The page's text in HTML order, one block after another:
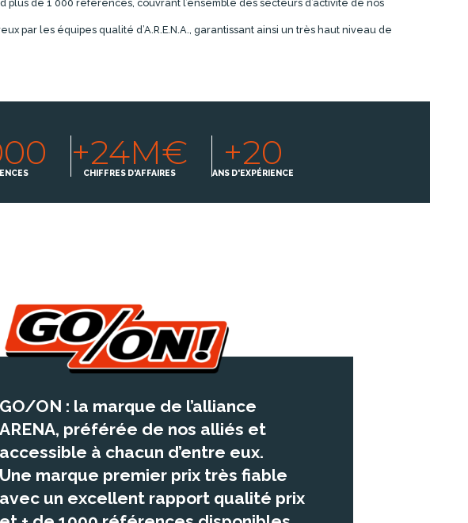
plus de 1 000 références, couvrant l’ensemble des secteurs d’activité de nos
par les équipes qualité d’A.R.E.N.A., garantissant ainsi un très haut niveau de
+24M€
CHIFFRES D'AFFAIRES +20
ANS D'EXPÉRIENCE
GO/ON : la marque de l’alliance
ARENA, préférée de nos alliés et
accessible à chacun d’entre eux.
Une marque premier prix très fiable
avec un excellent rapport qualité prix